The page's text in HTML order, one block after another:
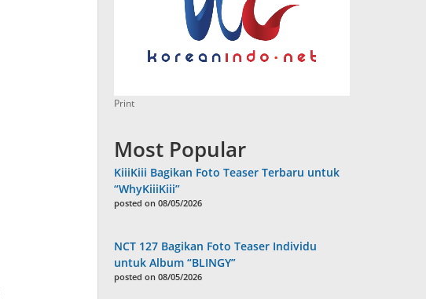
Print
Most Popular
KiiiKiii Bagikan Foto Teaser Terbaru untuk
“WhyKiiiKiii”
posted on 08/05/2026
NCT 127 Bagikan Foto Teaser Individu
untuk Album “BLINGY”
posted on 08/05/2026